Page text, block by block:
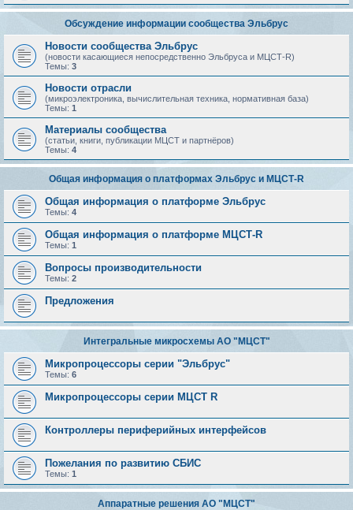
Обсуждение информации сообщества Эльбрус
Новости сообщества Эльбрус
(новости касающиеся непосредственно Эльбруса и МЦСТ-R)
Темы: 3
Новости отрасли
(микроэлектроника, вычислительная техника, нормативная база)
Темы: 1
Материалы сообщества
(статьи, книги, публикации МЦСТ и партнёров)
Темы: 4
Общая информация о платформах Эльбрус и МЦСТ-R
Общая информация о платформе Эльбрус
Темы: 4
Общая информация о платформе МЦСТ-R
Темы: 1
Вопросы производительности
Темы: 2
Предложения
Интегральные микросхемы АО "МЦСТ"
Микропроцессоры серии "Эльбрус"
Темы: 6
Микропроцессоры серии МЦСТ R
Контроллеры периферийных интерфейсов
Пожелания по развитию СБИС
Темы: 1
Аппаратные решения АО "МЦСТ"